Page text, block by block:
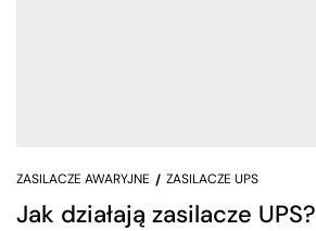
ZASILACZE AWARYJNE ZASILACZE UPS
Jak działają zasilacze UPS?